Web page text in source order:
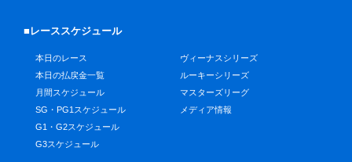
■レーススケジュール
本日のレース
本日の払戻金一覧
月間スケジュール
SG・PG1スケジュール
G1・G2スケジュール
G3スケジュール
ヴィーナスシリーズ
ルーキーシリーズ
マスターズリーグ
メディア情報